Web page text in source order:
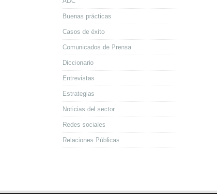
Buenas prácticas
Casos de éxito
Comunicados de Prensa
Diccionario
Entrevistas
Estrategias
Noticias del sector
Redes sociales
Relaciones Públicas